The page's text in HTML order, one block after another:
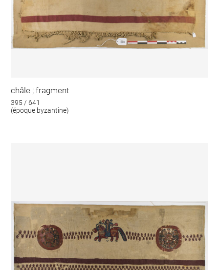
châle ; fragment
395 / 641
(époque byzantine)